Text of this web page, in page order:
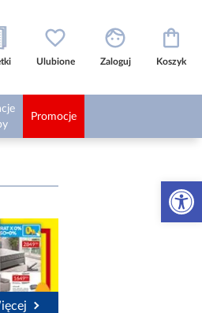
Otwórz
Ulubione Zaloguj Koszyk
Promocje